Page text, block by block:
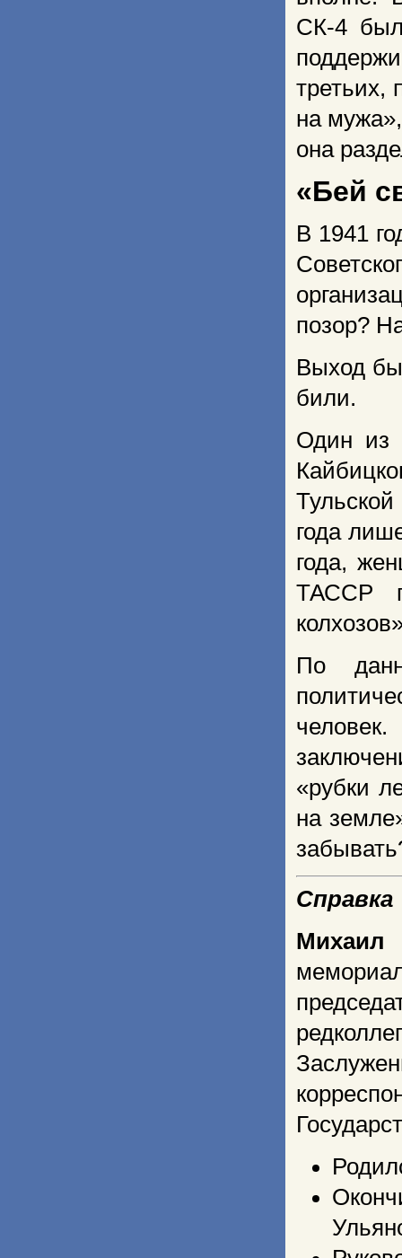
СК-4
третьих,
на
она
«Бей
В 1941
позор?
Выход
били.
Один из
года
года,
ТАССР
По
«рубки
на
Справка
Михаил